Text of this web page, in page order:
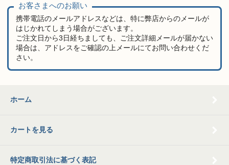
お客さまへのお願い
携帯電話のメールアドレスなどは、特に弊店からのメールが
はじかれてしまう場合がございます。
ご注文日から3日経ちましても、ご注文詳細メールが届かない
場合は、アドレスをご確認の上メールにてお問い合わせくだ
さい。
ホーム
カートを見る
特定商取引法に基づく表記